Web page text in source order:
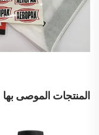
المنتجات الموصى بها